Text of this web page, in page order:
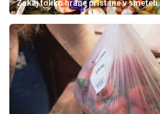
Zakaj toliko hrane pristane v